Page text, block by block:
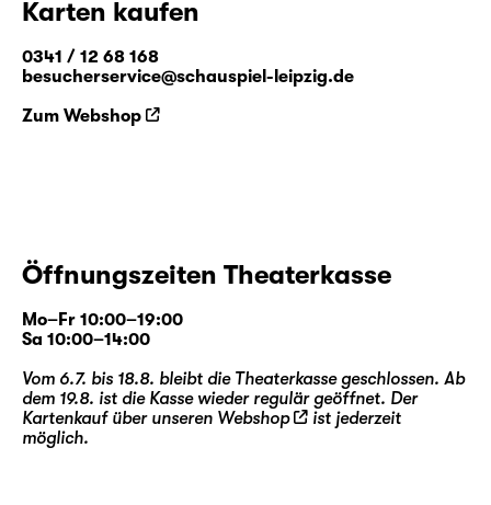
Karten kaufen
0341 / 12 68 168
besucherservice@schauspiel-leipzig.de
Zum Webshop
Öffnungszeiten Theaterkasse
Mo–Fr 10:00–19:00
Sa 10:00–14:00
Vom 6.7. bis 18.8. bleibt die Theaterkasse geschlossen. Ab
dem 19.8. ist die Kasse wieder regulär geöffnet. Der
Kartenkauf über unseren Webshop
ist jederzeit
möglich.